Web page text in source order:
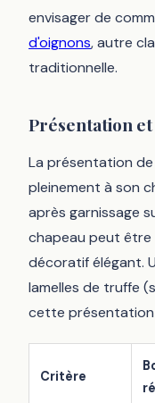
envisager de
d'oignons, autre
traditionnelle.
Présentation
La présentation
pleinement à son
après garnissage
chapeau peut être
décoratif élégant.
lamelles de truffe
cette présentation
Critère